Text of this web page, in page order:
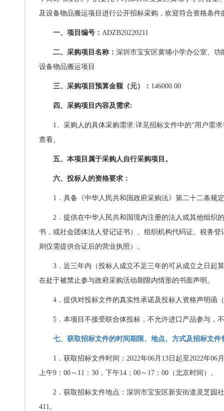
及设备物品搬运项目进行公开招标采购，欢迎符合资格条件
一、项目编号： ADZB20220211
二、采购项目名称： 深圳市宝安区黄埔小学办公室、
设备物品搬运项目
三、采购项目预算金额（元）： 146000.00
四、采购项目内容及需求:
1、采购人的具体采购需求:详见招标文件中的“用户需
查看。
五、本项目属于采购人自行采购项目。
六、投标人的资格要求：
1 ．具备《中华人民共和国政府采购法》第二十二条规
2 ．提供在中华人民共和国境内注册的法人或其他组织
书，或社会团体法人登记证书）、组织机构代码证、税务
则仅需提供合证后的营业执照）。
3 ．近三年内（投标人成立不足三年的可从成立之日起
在处于被禁止参与政府采购活动期限内情形的书面声明。
4 ．提供对投标文件的真实性承诺及投标人资格声明函
5 ．本项目不接受联合体投标，不允许进口产品参与，
七、获取招标文件的时间期限、地点、方式及招标文件
1 ．获取招标文件时间： 2022年06月 13 日起至2022年06月
上午9 ： 00 ～ 11 ： 30 ，下午14 ： 00 ～ 17 ： 00 （北京时间）。
2 ．获取招标文件地点：深圳市宝安区新安街道灵芝园
411。